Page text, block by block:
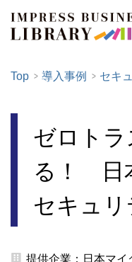
Top 導入事例 セキ
ゼロト
る！ 日
セキュ
提供企業：日本マイ